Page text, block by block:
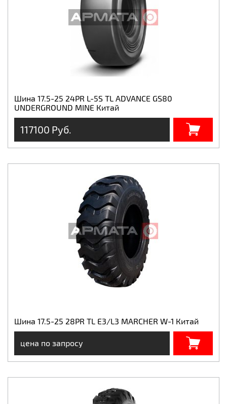
Шина 17.5-25 24PR L-5S TL ADVANCE GS80
UNDERGROUND MINE Китай
117100 Руб.
Шина 17.5-25 28PR TL E3/L3 MARCHER W-1 Китай
цена по запросу